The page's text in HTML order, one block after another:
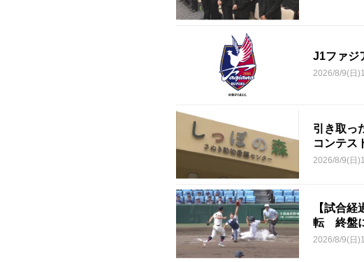
J1ファジ
2026/8/9(日
引き取っ
コンテス
2026/8/9(日
【試合
転 終盤
2026/8/9(日